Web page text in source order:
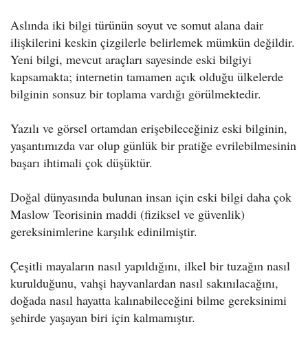
Aslında iki bilgi türünün soyut ve somut alana dair
ilişkilerini keskin çizgilerle belirlemek mümkün değildir.
Yeni bilgi, mevcut araçları sayesinde eski bilgiyi
kapsamakta; internetin tamamen açık olduğu ülkelerde
bilginin sonsuz bir toplama vardığı görülmektedir.
Yazılı ve görsel ortamdan erişebileceğiniz eski bilginin,
yaşantımızda var olup günlük bir pratiğe evrilebilmesinin
başarı ihtimali çok düşüktür.
Doğal dünyasında bulunan insan için eski bilgi daha çok
Maslow Teorisinin maddi (fiziksel ve güvenlik)
gereksinimlerine karşılık edinilmiştir.
Çeşitli mayaların nasıl yapıldığını, ilkel bir tuzağın nasıl
kurulduğunu, vahşi hayvanlardan nasıl sakınılacağını,
doğada nasıl hayatta kalınabileceğini bilme gereksinimi
şehirde yaşayan biri için kalmamıştır.